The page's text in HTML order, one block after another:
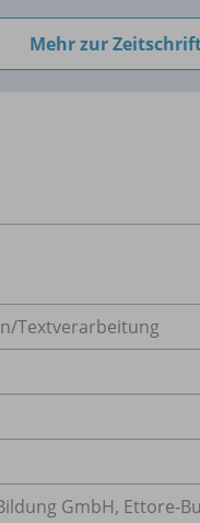
Mehr zur
Textverarbeitung
GmbH, Ettore-